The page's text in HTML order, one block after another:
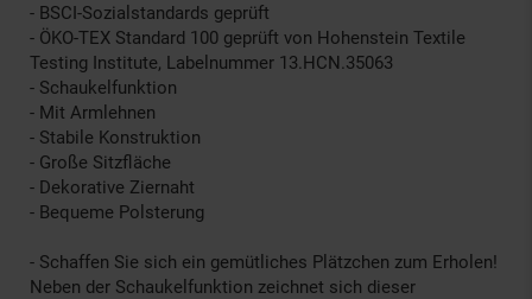
- BSCI-Sozialstandards geprüft
- ÖKO-TEX Standard 100 geprüft von Hohenstein Textile
Testing Institute, Labelnummer 13.HCN.35063
- Schaukelfunktion
- Mit Armlehnen
- Stabile Konstruktion
- Große Sitzfläche
- Dekorative Ziernaht
- Bequeme Polsterung
- Schaffen Sie sich ein gemütliches Plätzchen zum Erholen!
Neben der Schaukelfunktion zeichnet sich dieser